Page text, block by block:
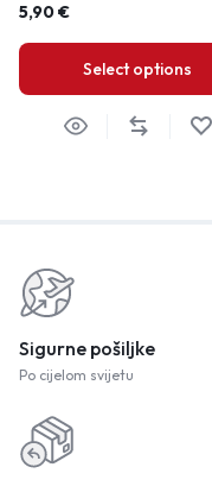
5,90€
Select options
Sigurne pošiljke
Po cijelom svijetu